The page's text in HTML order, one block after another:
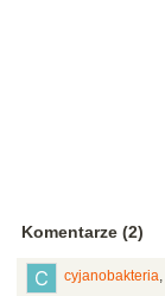
Komentarze (2)
cyjanobakteria,